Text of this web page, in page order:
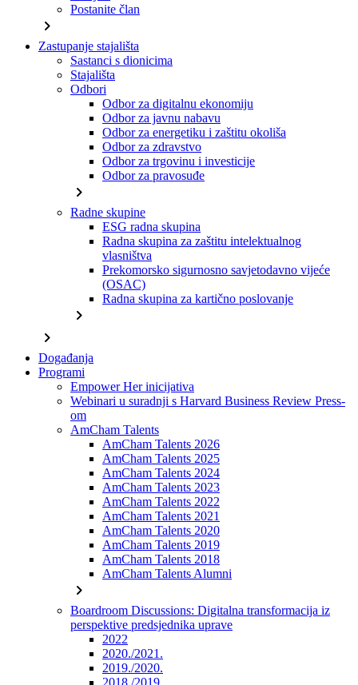
Postanite član
chevron_right
Zastupanje stajališta
Sastanci s dionicima
Stajališta
Odbori
Odbor za digitalnu ekonomiju
Odbor za javnu nabavu
Odbor za energetiku i zaštitu okoliša
Odbor za zdravstvo
Odbor za trgovinu i investicije
Odbor za pravosuđe
chevron_right
Radne skupine
ESG radna skupina
Radna skupina za zaštitu intelektualnog
vlasništva
Prekomorsko sigurnosno savjetodavno vijeće
(OSAC)
Radna skupina za kartično poslovanje
chevron_right
chevron_right
Događanja
Programi
Empower Her inicijativa
Webinari u suradnji s Harvard Business Review Press-
om
AmCham Talents
AmCham Talents 2026
AmCham Talents 2025
AmCham Talents 2024
AmCham Talents 2023
AmCham Talents 2022
AmCham Talents 2021
AmCham Talents 2020
AmCham Talents 2019
AmCham Talents 2018
AmCham Talents Alumni
chevron_right
Boardroom Discussions: Digitalna transformacija iz
perspektive predsjednika uprave
2022
2020./2021.
2019./2020.
2018./2019.